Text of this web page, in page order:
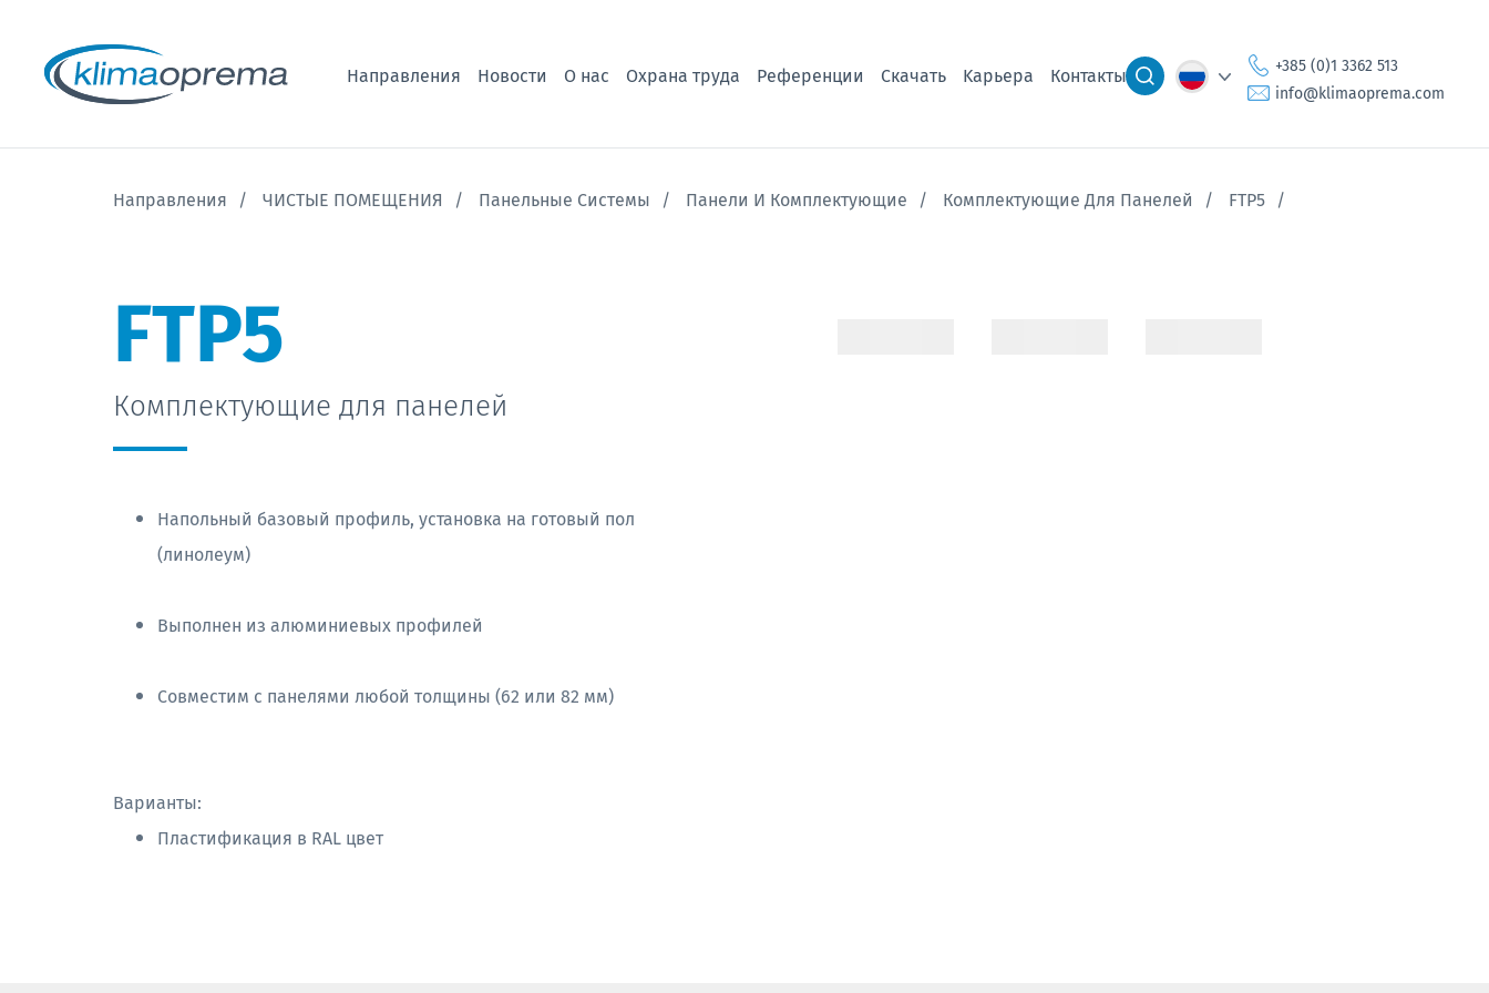
Направления Новости О нас Охрана труда Референции Скачать Kарьера Контакты
+385 (0)1 3362 513
info@klimaoprema.com
Направления ЧИСТЫЕ ПОМЕЩЕНИЯ Панельные Системы Панели И Комплектующие Комплектующие Для Панелей FTP5
FTP5
Комплектующие для панелей
Напольный базовый профиль, установка на готовый пол
(линолеум)
Выполнен из алюминиевых профилей
Совместим с панелями любой толщины (62 или 82 мм)
Варианты:
Пластификация в RAL цвет